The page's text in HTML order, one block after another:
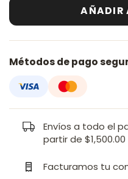
AÑADIR
Métodos de pago
Envíos a todo el
partir de $1,500.00
Facturamos tu